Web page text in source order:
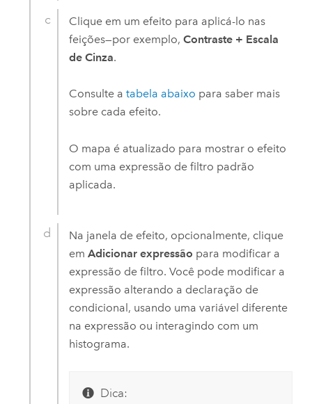
Clique em um efeito para aplicá-lo nas
feições—por exemplo,Contraste + Escala
de Cinza.
Consulte atabela abaixo para saber mais
sobre cada efeito.
O mapa é atualizado para mostrar o efeito
com uma expressão de filtro padrão
aplicada.
Na janela de efeito, opcionalmente, clique
emAdicionar expressão para modificar a
expressão de filtro. Você pode modificar a
expressão alterando a declaração de
condicional, usando uma variável diferente
na expressão ou interagindo com um
histograma.
Dica: